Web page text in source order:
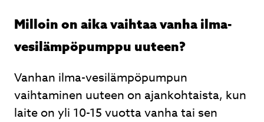
Milloin on aika vaihtaa vanha ilma-
vesilämpöpumppu uuteen?
Vanhan ilma-vesilämpöpumpun
vaihtaminen uuteen on ajankohtaista, kun
laite on yli 10-15 vuotta vanha tai sen